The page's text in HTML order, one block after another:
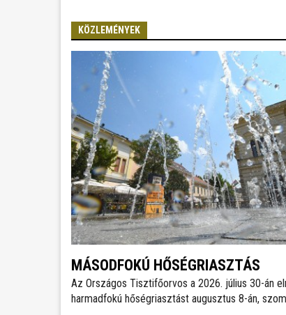
KÖZLEMÉNYEK
MÁSODFOKÚ HŐSÉGRIASZTÁS
Az Országos Tisztifőorvos a 2026. július 30-án
harmadfokú hőségriasztást augusztus 8-án,